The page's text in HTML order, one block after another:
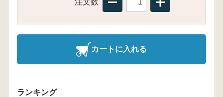
注文数
カートに入れる
ランキング